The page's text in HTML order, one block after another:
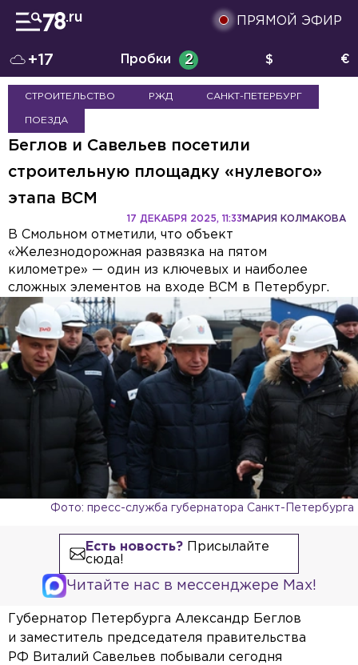
ПРЯМОЙ ЭФИР
+17 Пробки 2 $ €
СТРОИТЕЛЬСТВО РЖД САНКТ-ПЕТЕРБУРГ
ПОЕЗДА
Беглов и Савельев посетили
строительную площадку «нулевого»
этапа ВСМ
МАРИЯ КОЛМАКОВА
17 ДЕКАБРЯ 2025, 11:33
В Смольном отметили, что объект
«Железнодорожная развязка на пятом
километре» — один из ключевых и наиболее
сложных элементов на входе ВСМ в Петербург.
Фото: пресс-служба губернатора Санкт-Петербурга
Есть новость?Присылайте
сюда!
Читайте нас в мессенджере Max!
Губернатор Петербурга Александр Беглов
и заместитель председателя правительства
РФ Виталий Савельев побывали сегодня